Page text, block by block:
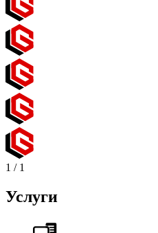
1 / 1
Услуги